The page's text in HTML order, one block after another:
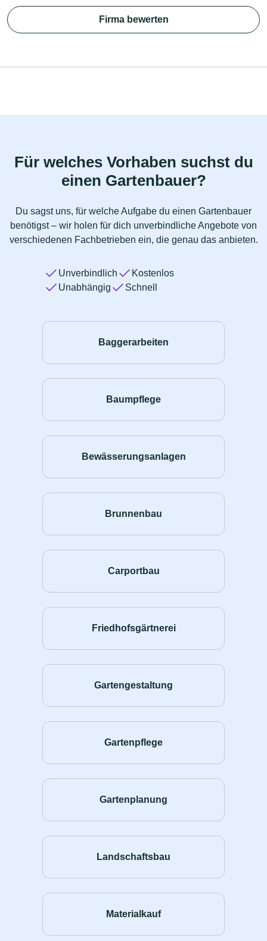
Firma bewerten
Für welches Vorhaben suchst du
einen Gartenbauer?
Du sagst uns, für welche Aufgabe du einen Gartenbauer
benötigst – wir holen für dich unverbindliche Angebote von
verschiedenen Fachbetrieben ein, die genau das anbieten.
Unverbindlich
Kostenlos
Unabhängig
Schnell
Baggerarbeiten
Baumpflege
Bewässerungsanlagen
Brunnenbau
Carportbau
Friedhofsgärtnerei
Gartengestaltung
Gartenpflege
Gartenplanung
Landschaftsbau
Materialkauf